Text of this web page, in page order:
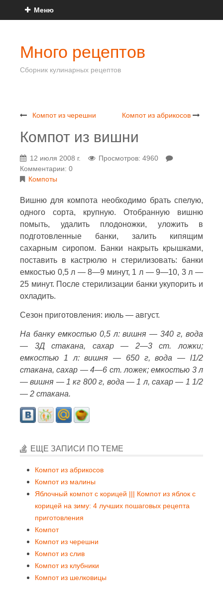
Меню
Много рецептов
Сборник кулинарных рецептов
Компот из черешни Компот из абрикосов
Компот из вишни
12 июля 2008 г.
Просмотров: 4960
Комментарии: 0
Компоты
Вишню для компота необходимо брать спелую,
одного сорта, крупную. Отобранную вишню
помыть, удалить плодоножки, уложить в
подготовленные банки, залить кипящим
сахарным сиропом. Банки накрыть крышками,
поставить в кастрюлю н стерилизовать: банки
емкостью 0,5 л — 8—9 минут, 1 л — 9—10, 3 л —
25 минут. После стерилизации банки укупорить и
охладить.
Сезон приготовления: июль — август.
На банку емкостью 0,5 л: вишня — 340 г, вода
— 3Д стакана, сахар — 2—3 ст. ложки;
емкостью 1 л: вишня — 650 г, вода — l1/2
стакана, сахар — 4—6 ст. ложек; емкостью 3 л
— вишня — 1 кг 800 г, вода — 1 л, сахар — 1 1/2
— 2 стакана.
ЕЩЕ ЗАПИСИ ПО ТЕМЕ
Компот из абрикосов
Компот из малины
Яблочный компот с корицей ||| Компот из яблок с
корицей на зиму: 4 лучших пошаговых рецепта
приготовления
Компот
Компот из черешни
Компот из слив
Компот из клубники
Компот из шелковицы